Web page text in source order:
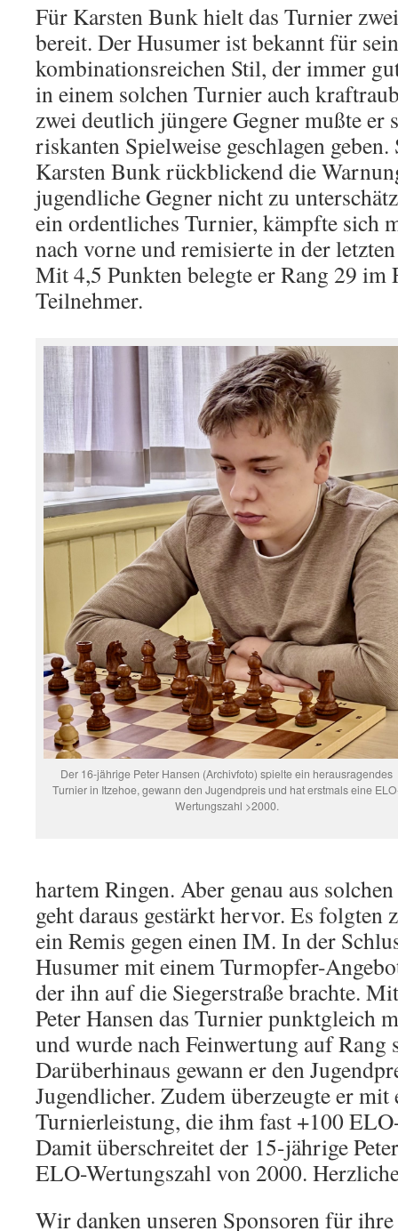
Für Karsten Bunk hielt das Turnier
bereit. Der Husumer ist bekannt für
kombinationsreichen Stil, der immer
in einem solchen Turnier auch
zwei deutlich jüngere Gegner mußte er
riskanten Spielweise geschlagen
Karsten Bunk rückblickend die
jugendliche Gegner nicht zu
ein ordentliches Turnier, kämpfte sich
nach vorne und remisierte in der
Mit 4,5 Punkten belegte er Rang 29 im
Teilnehmer.
Der 16-jährige Peter Hansen (Archivfoto) spielte ein herausragendes
Turnier in Itzehoe, gewann den Jugendpreis und hat erstmals eine
Wertungszahl >2000.
hartem Ringen. Aber genau aus
geht daraus gestärkt hervor. Es folgten
ein Remis gegen einen IM. In der
Husumer mit einem Turmopfer-
der ihn auf die Siegerstraße brachte.
Peter Hansen das Turnier punktgleich
und wurde nach Feinwertung auf Rang
Darüberhinaus gewann er den
Jugendlicher. Zudem überzeugte er
Turnierleistung, die ihm fast +100
Damit überschreitet der 15-jährige
ELO-Wertungszahl von 2000.
Wir danken unseren Sponsoren für